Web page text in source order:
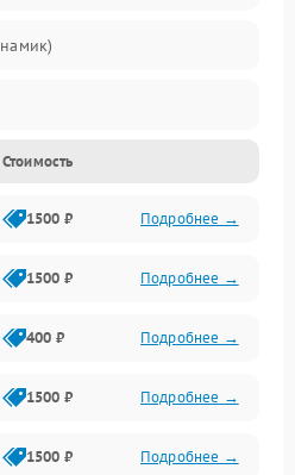
и аккумулятором
корпусом и другие
Стоимость
1500 ₽ Подробнее →
1500 ₽ Подробнее →
400 ₽ Подробнее →
1500 ₽ Подробнее →
1500 ₽ Подробнее →